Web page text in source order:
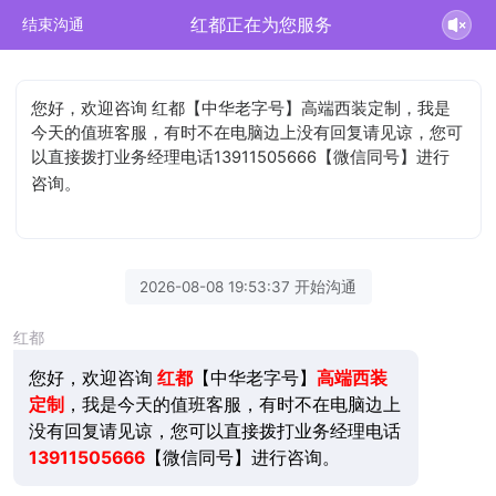
结束沟通 红都正在为您服务
您好，欢迎咨询 红都【中华老字号】高端西装定制，我是
今天的值班客服，有时不在电脑边上没有回复请见谅，您可
以直接拨打业务经理电话13911505666【微信同号】进行
咨询。
2026-08-08 19:53:37 开始沟通
红都
您好，欢迎咨询 红都【中华老字号】 高端西装
定制 ，我是今天的值班客服，有时不在电脑边上
没有回复请见谅，您可以直接拨打业务经理电话
13911505666【微信同号】进行咨询。